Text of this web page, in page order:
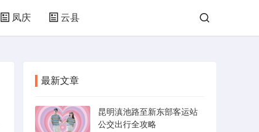
凤庆 云县
最新文章
昆明滇池路至新东部客运站
公交出行全攻略